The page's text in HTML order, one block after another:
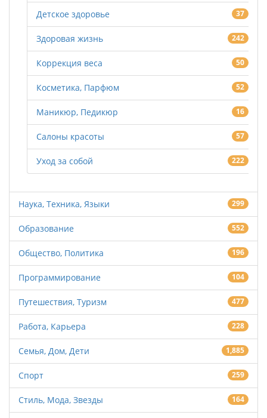
Детское здоровье 37
Здоровая жизнь 242
Коррекция веса 50
Косметика, Парфюм 52
Маникюр, Педикюр 16
Салоны красоты 57
Уход за собой 222
Наука, Техника, Языки 299
Образование 552
Общество, Политика 196
Программирование 104
Путешествия, Туризм 477
Работа, Карьера 228
Семья, Дом, Дети 1,885
Спорт 259
Стиль, Мода, Звезды 164